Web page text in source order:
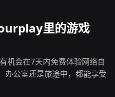
里的游戏
机会在7天内免费体验网络自
办公室还是旅途中，都能享受